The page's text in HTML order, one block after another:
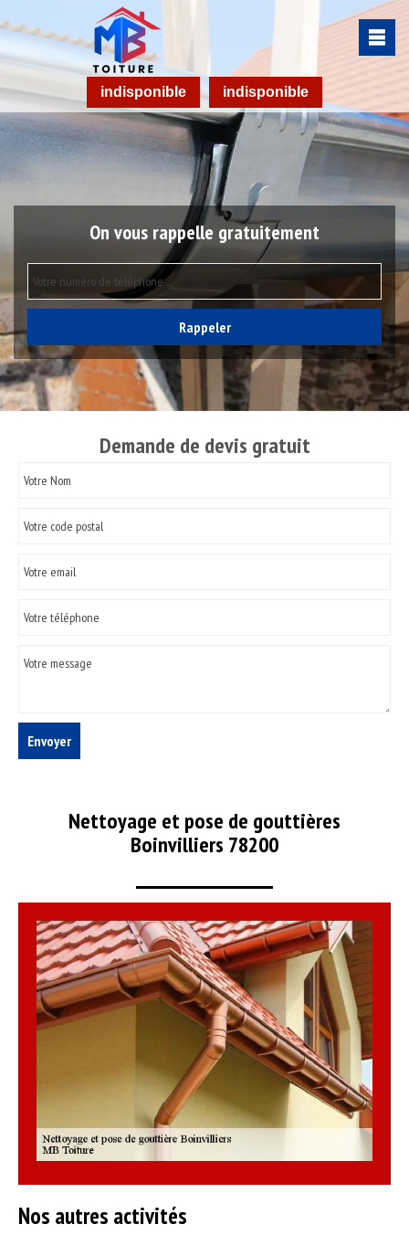
indisponible indisponible
On vous rappelle gratuitement
Demande de devis gratuit
Nettoyage et pose de gouttières
Boinvilliers 78200
Nos autres activités